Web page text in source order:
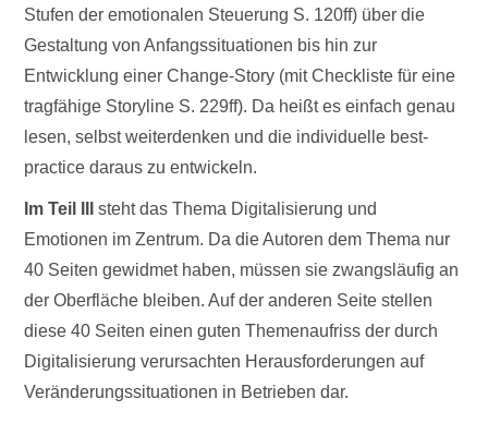
Stufen der emotionalen Steuerung S. 120ff) über die
Gestaltung von Anfangssituationen bis hin zur
Entwicklung einer Change-Story (mit Checkliste für eine
tragfähige Storyline S. 229ff). Da heißt es einfach genau
lesen, selbst weiterdenken und die individuelle best-
practice daraus zu entwickeln.
Im Teil III
steht das Thema Digitalisierung und
Emotionen im Zentrum. Da die Autoren dem Thema nur
40 Seiten gewidmet haben, müssen sie zwangsläufig an
der Oberfläche bleiben. Auf der anderen Seite stellen
diese 40 Seiten einen guten Themenaufriss der durch
Digitalisierung verursachten Herausforderungen auf
Veränderungssituationen in Betrieben dar.